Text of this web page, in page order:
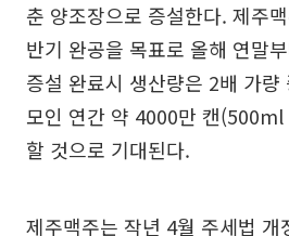
춘 양조장으로 증설한다. 제주
반기 완공을 목표로 올해 연말
증설 완료시 생산량은 2배 가량
모인 연간 약 4000만 캔
할 것으로 기대된다.
제주맥주는 작년 4월 주세법 개